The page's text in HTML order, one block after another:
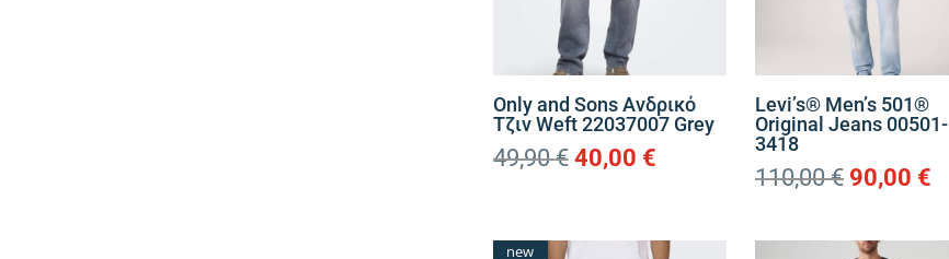
Only and Sons Ανδρικό
Τζιν Weft 22037007 Grey
49,90€ Original
49,90 €.
40,00 €Η
τρέχουσα
είναι:
Levi’s® Men’s 501®
Original Jeans 00501-
3418
110,00€ Original
90,00 €
new